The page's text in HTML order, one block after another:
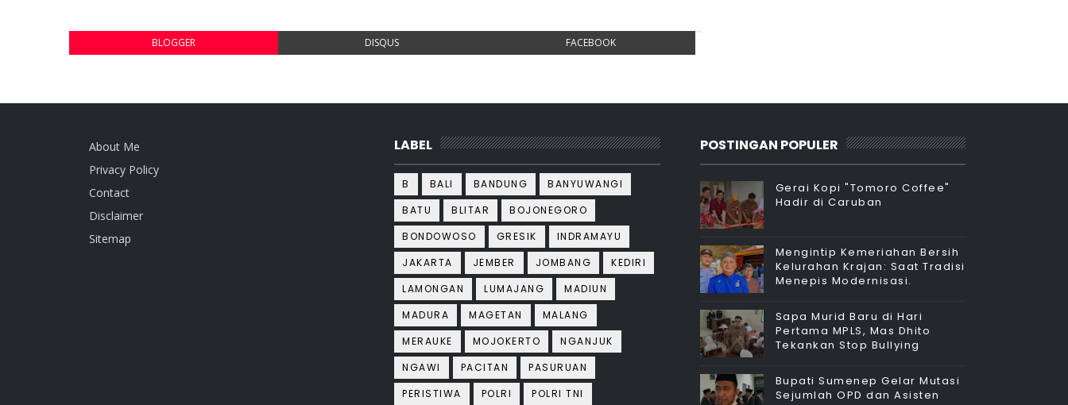
BLOGGER DISQUS FACEBOOK
About Me
Privacy Policy
Contact
Disclaimer
Sitemap
LABEL
B BALI BANDUNG
BANYUWANGI
BATU
BLITAR
BOJONEGORO
BONDOWOSO
GRESIK
INDRAMAYU
JAKARTA
JEMBER JOMBANG
KEDIRI
LAMONGAN
LUMAJANG
MADIUN
MADURA
MAGETAN
MALANG
MERAUKE
MOJOKERTO
NGANJUK
NGAWI
PACITAN
PASURUAN
PERISTIWA
POLRI POLRI TNI
POSTINGAN POPULER
Gerai Kopi "Tomoro Coffee"
Hadir di Caruban
Mengintip Kemeriahan Bersih
Kelurahan Krajan: Saat Tradisi
Menepis Modernisasi.
Sapa Murid Baru di Hari
Pertama MPLS, Mas Dhito
Tekankan Stop Bullying
Bupati Sumenep Gelar Mutasi
Sejumlah OPD dan Asisten